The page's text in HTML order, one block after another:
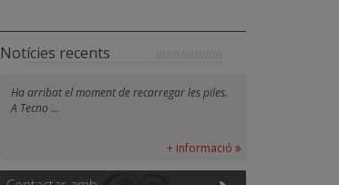
Notícies recents
Ha arribat el moment de recarregar les piles.
A Tecno ...
+ informació